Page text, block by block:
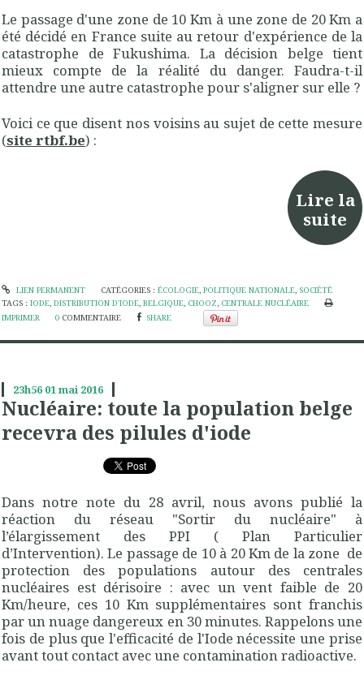
Le passage d'une zone de 10 Km à une zone de 20 Km a
été décidé en France suite au retour d'expérience de la
catastrophe de Fukushima. La décision belge tient
mieux compte de la réalité du danger. Faudra-t-il
attendre une autre catastrophe pour s'aligner sur elle ?
Voici ce que disent nos voisins au sujet de cette mesure
(site rtbf.be) :
Lire la
suite
LIEN PERMANENT CATÉGORIES : ÉCOLOGIE, POLITIQUE NATIONALE, SOCIÉTÉ
TAGS : IODE, DISTRIBUTION D'IODE, BELGIQUE, CHOOZ, CENTRALE NUCLÉAIRE
IMPRIMER
0 COMMENTAIRE SHARE
23h56 01mai 2016
Nucléaire: toute la population belge
recevra des pilules d'iode
Dans notre note du 28 avril, nous avons publié la
réaction du réseau "Sortir du nucléaire" à
l’élargissement des PPI ( Plan Particulier
d’Intervention). Le passage de 10 à 20 Km de la zone de
protection des populations autour des centrales
nucléaires est dérisoire : avec un vent faible de 20
Km/heure, ces 10 Km supplémentaires sont franchis
par un nuage dangereux en 30 minutes. Rappelons une
fois de plus que l'efficacité de l'Iode nécessite une prise
avant tout contact avec une contamination radioactive.